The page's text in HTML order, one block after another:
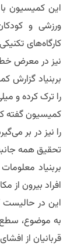
این کمیسیون
ورزشی و
کارگاه‌های
نیز در معرض
بربنیاد گزارش
را ترک کرده و
را نیز در بر
تحقیق همه
بربنیاد
افراد بیرون از مکاتب
این در حالیست
به موضوع، سطع
قربانیان از